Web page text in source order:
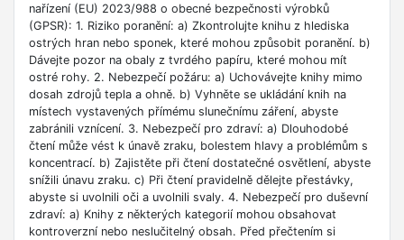
nařízení (EU) 2023/988 o obecné bezpečnosti výrobků
(GPSR): 1. Riziko poranění: a) Zkontrolujte knihu z hlediska
ostrých hran nebo sponek, které mohou způsobit poranění. b)
Dávejte pozor na obaly z tvrdého papíru, které mohou mít
ostré rohy. 2. Nebezpečí požáru: a) Uchovávejte knihy mimo
dosah zdrojů tepla a ohně. b) Vyhněte se ukládání knih na
místech vystavených přímému slunečnímu záření, abyste
zabránili vznícení. 3. Nebezpečí pro zdraví: a) Dlouhodobé
čtení může vést k únavě zraku, bolestem hlavy a problémům s
koncentrací. b) Zajistěte při čtení dostatečné osvětlení, abyste
snížili únavu zraku. c) Při čtení pravidelně dělejte přestávky,
abyste si uvolnili oči a uvolnili svaly. 4. Nebezpečí pro duševní
zdraví: a) Knihy z některých kategorií mohou obsahovat
kontroverzní nebo neslučitelný obsah. Před přečtením si